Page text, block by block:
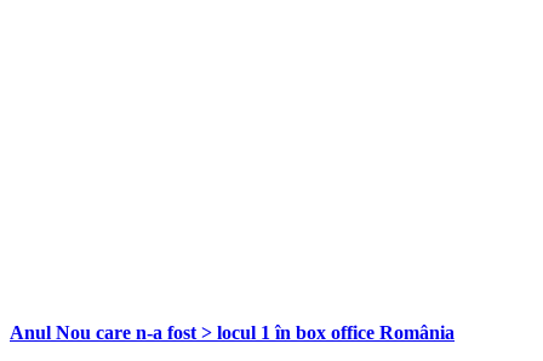
Anul Nou care n-a fost > locul 1 în box office România